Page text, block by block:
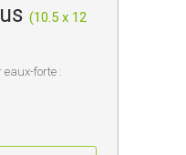
(10.5 x 12
forte :